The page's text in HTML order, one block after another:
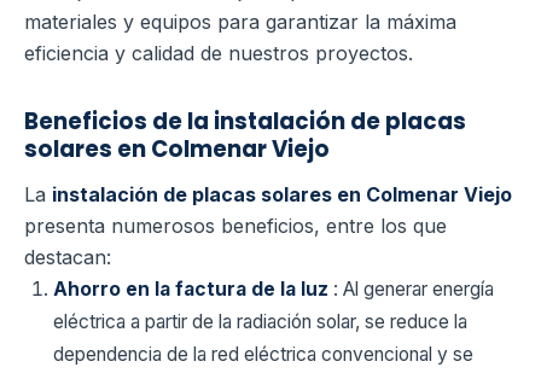
materiales y equipos para garantizar la máxima
eficiencia y calidad de nuestros proyectos.
Beneficios de la instalación de placas
solares en Colmenar Viejo
La instalación de placas solares en Colmenar Viejo
presenta numerosos beneficios, entre los que
destacan:
Ahorro en la factura de la luz : Al generar energía
eléctrica a partir de la radiación solar, se reduce la
dependencia de la red eléctrica convencional y se